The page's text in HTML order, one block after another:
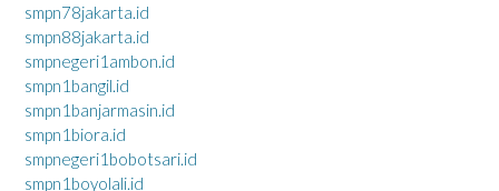
smpn78jakarta.id
smpn88jakarta.id
smpnegeri1ambon.id
smpn1bangil.id
smpn1banjarmasin.id
smpn1biora.id
smpnegeri1bobotsari.id
smpn1boyolali.id